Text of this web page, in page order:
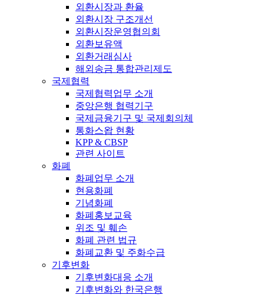
외환시장과 환율
외환시장 구조개선
외환시장운영협의회
외환보유액
외환거래심사
해외송금 통합관리제도
국제협력
국제협력업무 소개
중앙은행 협력기구
국제금융기구 및 국제회의체
통화스왑 현황
KPP & CBSP
관련 사이트
화폐
화폐업무 소개
현용화폐
기념화폐
화폐홍보교육
위조 및 훼손
화폐 관련 법규
화폐교환 및 주화수급
기후변화
기후변화대응 소개
기후변화와 한국은행